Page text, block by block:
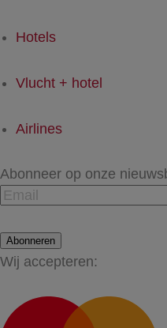
Hotels
Vlucht + hotel
Airlines
Abonneer op onze
Abonneren
Wij accepteren: